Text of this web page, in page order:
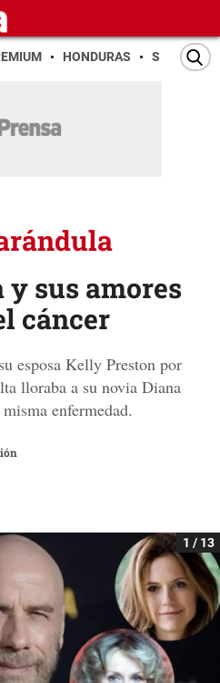
HONDURAS SAN PEDRO
sus amores
cáncer
esposa Kelly Preston por
lloraba a su novia Diana
enfermedad.
1 / 13